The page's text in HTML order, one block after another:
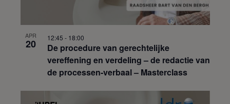
APR
20
De procedure van gerechtelijke
vereffening en verdeling – de redactie van
de processen-verbaal – Masterclass
12:45 - 18:00